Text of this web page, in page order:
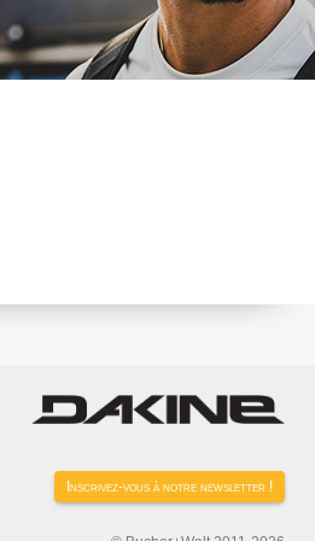
Inscrivez-vous à notre newsletter !